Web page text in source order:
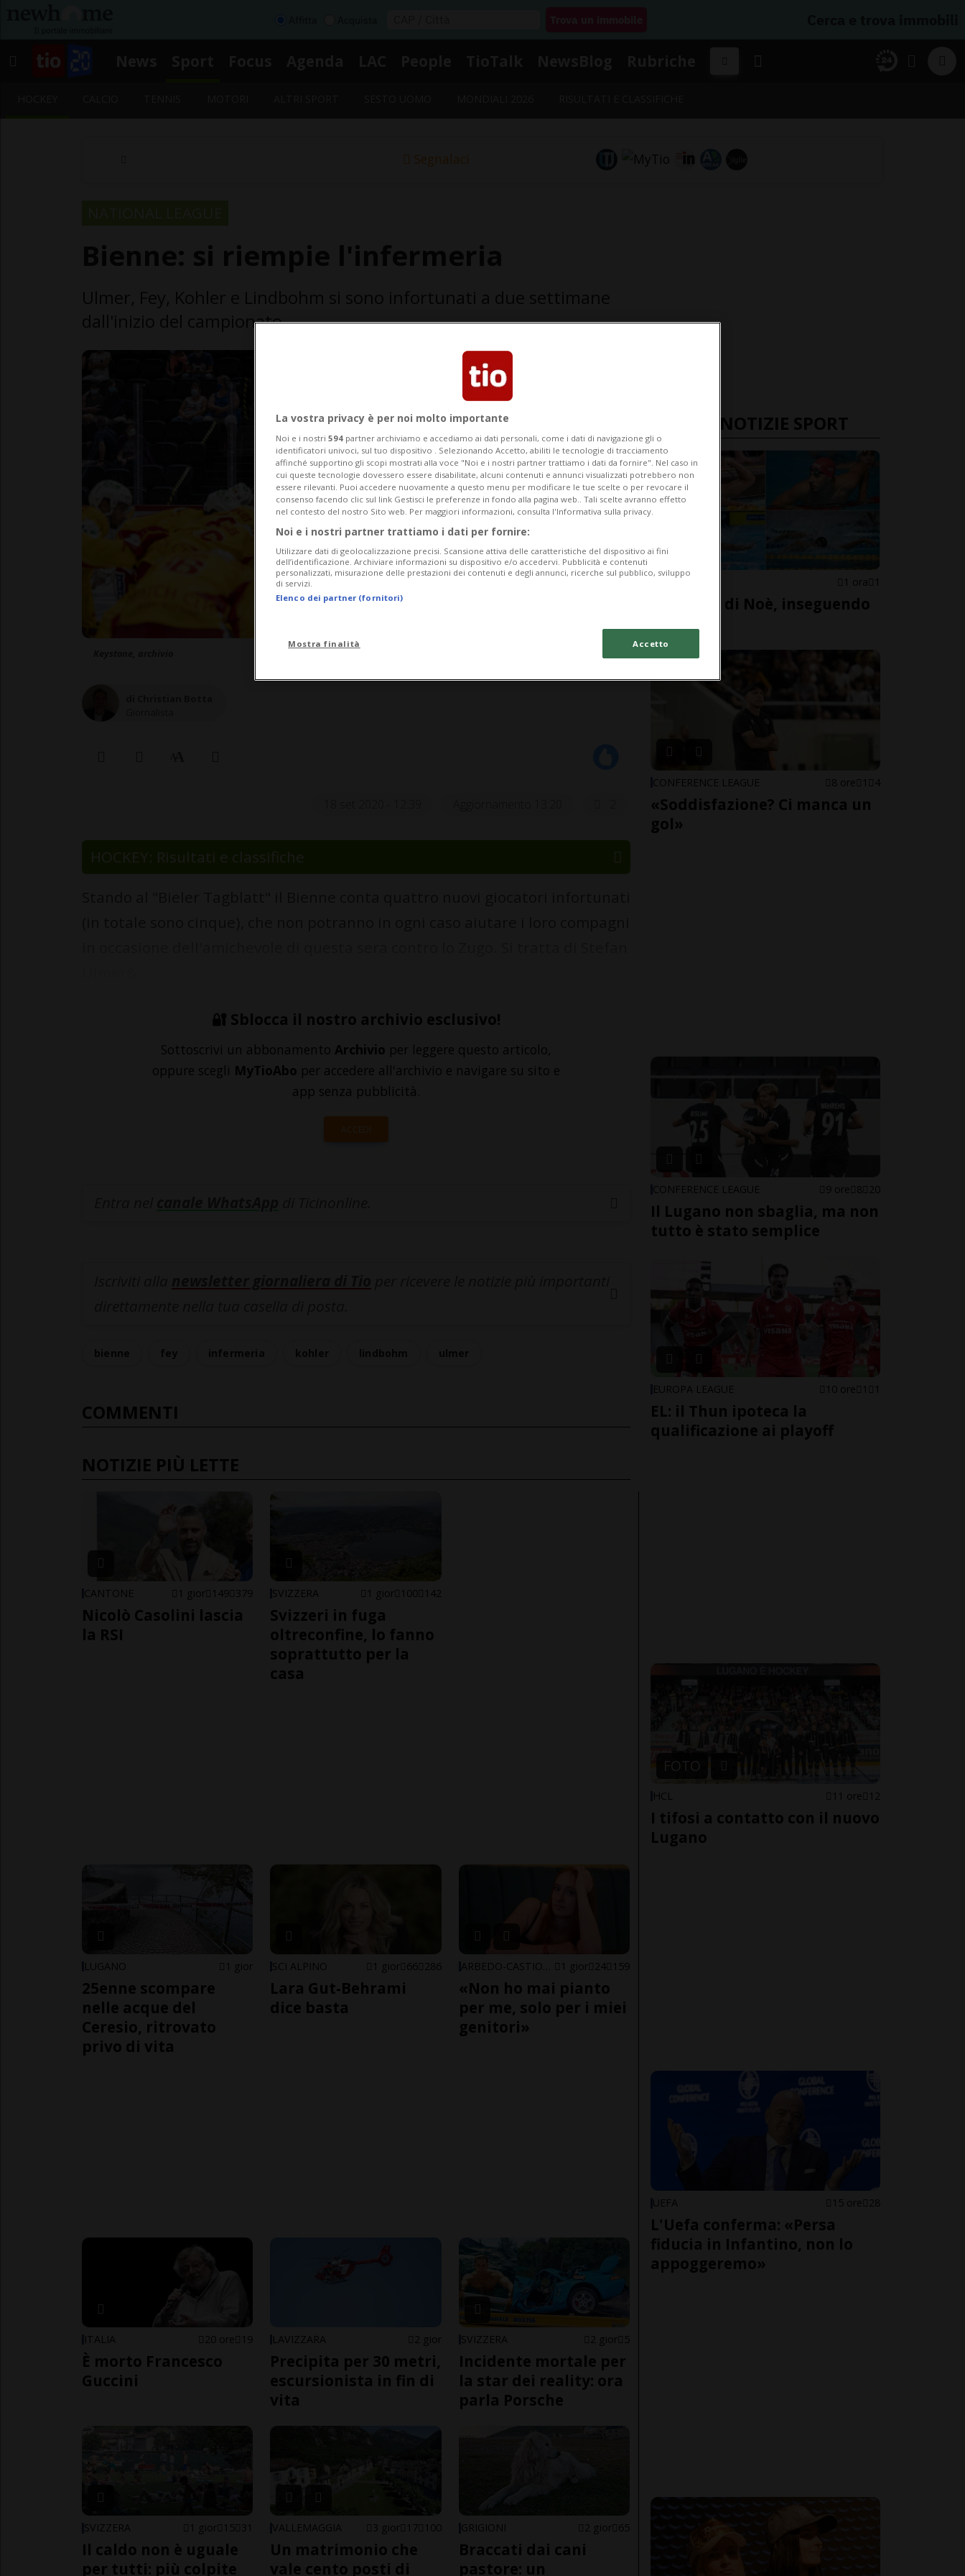
Segnalaci
dall'inizio del campionato
HOCKEY: Risultati e classifiche
🔐 Sblocca il nostro archivio esclusivo!
Sottoscrivi un abbonamento Archivio per leggere questo articolo,
oppure scegli MyTioAbo per accedere all'archivio e navigare su sito e
app senza pubblicità.
ACCEDI
COMMENTI
NOTIZIE PIÙ LETTE
CANTONE 1 gior 149 379
Nicolò Casolini lascia
la RSI
SVIZZERA 1 gior 100 142
Svizzeri in fuga
oltreconfine, lo fanno
soprattutto per la
casa
LUGANO 1 gior
25enne scompare
nelle acque del
Ceresio, ritrovato
privo di vita
SCI ALPINO 1 gior 66 286
Lara Gut-Behrami
dice basta
1 gior 24 159
«Non ho mai pianto
per me, solo per i miei
genitori»
ITALIA 20 ore 19
È morto Francesco
Guccini
LAVIZZARA 2 gior
Precipita per 30 metri,
escursionista in fin di
vita
SVIZZERA 2 gior 5
Incidente mortale per
la star dei reality: ora
parla Porsche
SVIZZERA 1 gior 15 31
Il caldo non è uguale
per tutti: più colpite
VALLEMAGGIA 3 gior 17 100
Un matrimonio che
vale cento posti di
GRIGIONI 2 gior 65
Braccati dai cani
pastore: un
ULTIME NOTIZIE SPORT
NUOTO 1 ora 1
Sulle scie di Noè, inseguendo
CONFERENCE LEAGUE 8 ore 1 4
«Soddisfazione? Ci manca un
gol»
CONFERENCE LEAGUE 9 ore 8 20
Il Lugano non sbaglia, ma non
tutto è stato semplice
EUROPA LEAGUE 10 ore 1 1
EL: il Thun ipoteca la
qualificazione ai playoff
FOTO
HCL 11 ore 12
I tifosi a contatto con il nuovo
Lugano
UEFA 15 ore 28
L'Uefa conferma: «Persa
fiducia in Infantino, non lo
appoggeremo»
La vostra privacy è per noi molto importante
Noi e i nostri 594 partner archiviamo e accediamo ai dati personali, come i dati di navigazione gli o
identificatori univoci, sul tuo dispositivo . Selezionando Accetto, abiliti le tecnologie di tracciamento
affinché supportino gli scopi mostrati alla voce "Noi e i nostri partner trattiamo i dati da fornire". Nel caso in
cui queste tecnologie dovessero essere disabilitate, alcuni contenuti e annunci visualizzati potrebbero non
essere rilevanti. Puoi accedere nuovamente a questo menu per modificare le tue scelte o per revocare il
consenso facendo clic sul link Gestisci le preferenze in fondo alla pagina web.. Tali scelte avranno effetto
nel contesto del nostro Sito web. Per maggiori informazioni, consulta l'Informativa sulla privacy.
Noi e i nostri partner trattiamo i dati per fornire:
Utilizzare dati di geolocalizzazione precisi. Scansione attiva delle caratteristiche del dispositivo ai fini
dell’identificazione. Archiviare informazioni su dispositivo e/o accedervi. Pubblicità e contenuti
personalizzati, misurazione delle prestazioni dei contenuti e degli annunci, ricerche sul pubblico, sviluppo
di servizi.
Elenco dei partner (fornitori)
Mostra finalità Accetto